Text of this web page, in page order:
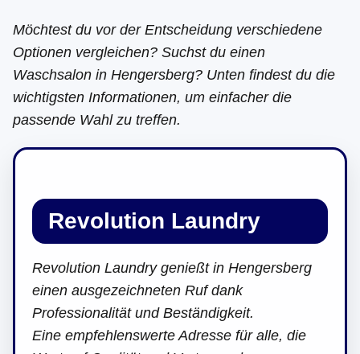
Möchtest du vor der Entscheidung verschiedene
Optionen vergleichen? Suchst du einen
Waschsalon in Hengersberg? Unten findest du die
wichtigsten Informationen, um einfacher die
passende Wahl zu treffen.
Revolution Laundry
Revolution Laundry genießt in Hengersberg
einen ausgezeichneten Ruf dank
Professionalität und Beständigkeit.
Eine empfehlenswerte Adresse für alle, die